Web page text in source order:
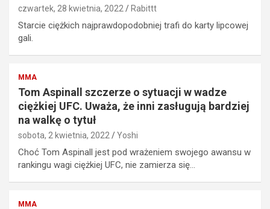
czwartek, 28 kwietnia, 2022 Rabittt
Starcie ciężkich najprawdopodobniej trafi do karty lipcowej
gali.
MMA
Tom Aspinall szczerze o sytuacji w wadze
ciężkiej UFC. Uważa, że inni zasługują bardziej
na walkę o tytuł
sobota, 2 kwietnia, 2022 Yoshi
Choć Tom Aspinall jest pod wrażeniem swojego awansu w
rankingu wagi ciężkiej UFC, nie zamierza się…
MMA